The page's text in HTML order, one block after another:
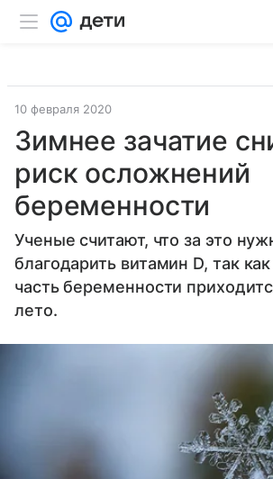
10 февраля 2020
Зимнее зачатие
риск осложнений
беременности
Ученые считают, что за это
благодарить витамин D, так
часть беременности
лето.